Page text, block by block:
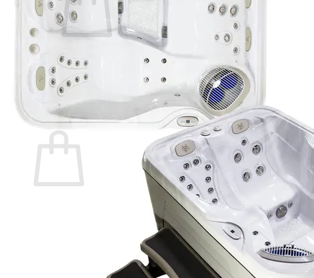
Es befinden sich keine Produkte im Warenkorb.
Suchen
nach:
Warenkorb
Es befinden sich keine Produkte im Warenkorb.
🛡️ SSL-verschlüsselte Übertragung Ihrer Daten